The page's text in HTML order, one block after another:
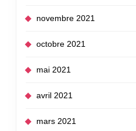
novembre 2021
octobre 2021
mai 2021
avril 2021
mars 2021